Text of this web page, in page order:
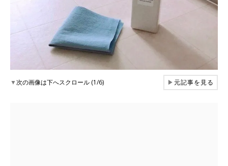
▼次の画像は下へスクロール (1/6) ▶元記事を見る